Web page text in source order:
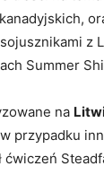
z
Summer
na
przypadku
ćwiczeń